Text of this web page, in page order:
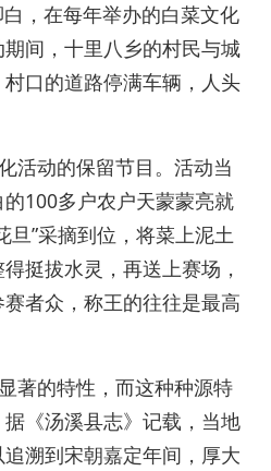
，在每年举办的白菜文化
间，十里八乡的村民与城
口的道路停满车辆，人头
活动的保留节目。活动当
100多户农户天蒙蒙亮就
旦”采摘到位，将菜上泥土
挺拔水灵，再送上赛场，
者众，称王的往往是最高
著的特性，而这种种源特
《汤溪县志》记载，当地
溯到宋朝嘉定年间，厚大